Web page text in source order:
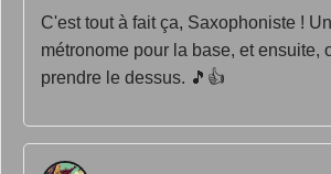
C'est tout à fait ça, Saxophoniste !
métronome pour la base, et ensuite,
prendre le dessus. 🎵👍